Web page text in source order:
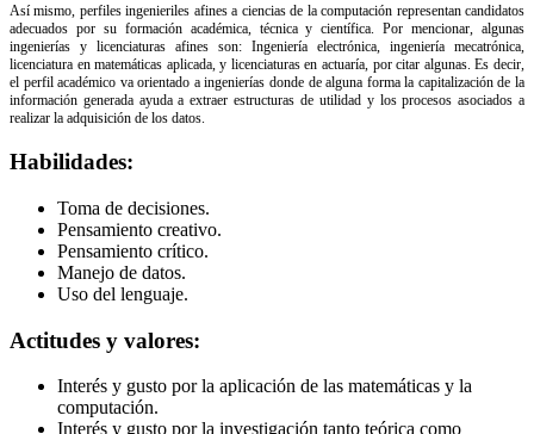
Así mismo, perfiles ingenieriles afines a ciencias de la computación representan candidatos
adecuados por su formación académica, técnica y científica. Por mencionar, algunas
ingenierías y licenciaturas afines son: Ingeniería electrónica, ingeniería mecatrónica,
licenciatura en matemáticas aplicada, y licenciaturas en actuaría, por citar algunas. Es decir,
el perfil académico va orientado a ingenierías donde de alguna forma la capitalización de la
información generada ayuda a extraer estructuras de utilidad y los procesos asociados a
realizar la adquisición de los datos.
Habilidades:
Toma de decisiones.
Pensamiento creativo.
Pensamiento crítico.
Manejo de datos.
Uso del lenguaje.
Actitudes y valores:
Interés y gusto por la aplicación de las matemáticas y la
computación.
Interés y gusto por la investigación tanto teórica como